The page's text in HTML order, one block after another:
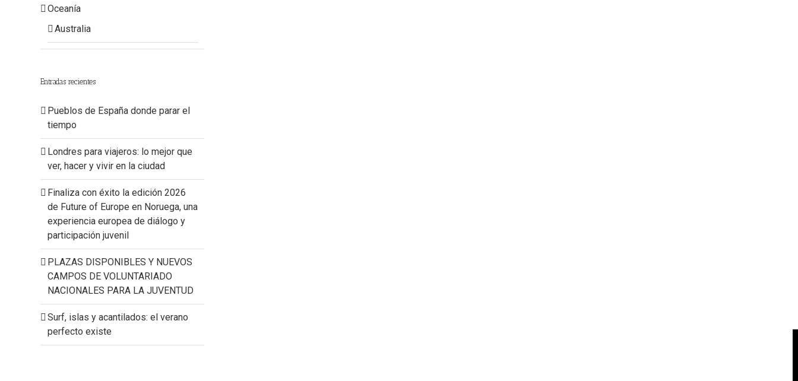
Oceanía
Australia
Entradas recientes
Pueblos de España donde parar el
tiempo
Londres para viajeros: lo mejor que
ver, hacer y vivir en la ciudad
Finaliza con éxito la edición 2026
de Future of Europe en Noruega, una
experiencia europea de diálogo y
participación juvenil
PLAZAS DISPONIBLES Y NUEVOS
CAMPOS DE VOLUNTARIADO
NACIONALES PARA LA JUVENTUD
Surf, islas y acantilados: el verano
perfecto existe